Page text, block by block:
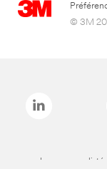
© 3M
Les marques